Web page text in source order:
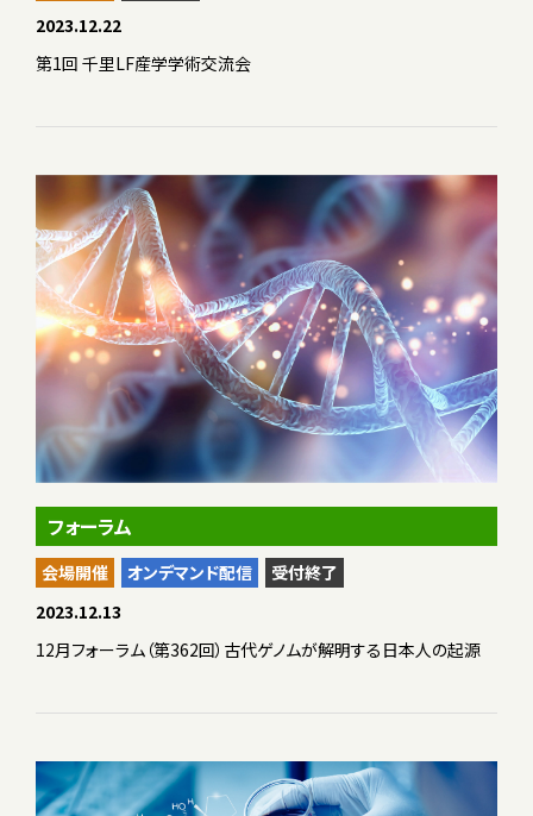
2023.12.22
第1回 千里LF産学学術交流会
フォーラム
会場開催 オンデマンド配信
受付終了
2023.12.13
12月フォーラム（第362回）古代ゲノムが解明する日本人の起源